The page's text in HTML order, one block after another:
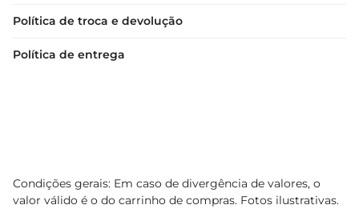
Política de troca e devolução
Política de entrega
Condições gerais: Em caso de divergência de valores, o
valor válido é o do carrinho de compras. Fotos ilustrativas.